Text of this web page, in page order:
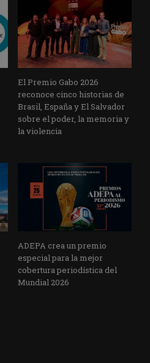
El Premio Gabo 2026
reconoce cinco historias de
Brasil, España y El Salvador
sobre el poder, la memoria y
la violencia
ADEPA crea un premio
especial para la mejor
cobertura periodística del
Mundial 2026